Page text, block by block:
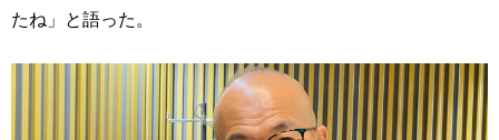
たね」と語った。